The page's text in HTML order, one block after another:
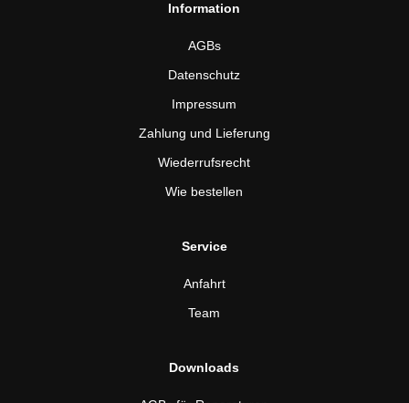
Information
AGBs
Datenschutz
Impressum
Zahlung und Lieferung
Wiederrufsrecht
Wie bestellen
Service
Anfahrt
Team
Downloads